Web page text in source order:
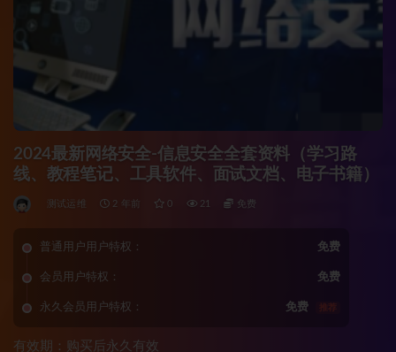
2024最新网络安全-信息安全全套资料（学习路
线、教程笔记、工具软件、面试文档、电子书籍）
测试运维 2 年前 0 21 免费
普通用户用户特权： 免费
会员用户特权： 免费
永久会员用户特权： 免费 推荐
有效期：购买后永久有效